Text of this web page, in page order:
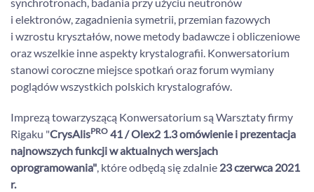
synchrotronach, badania przy użyciu neutronów
i elektronów, zagadnienia symetrii, przemian fazowych
i wzrostu kryształów, nowe metody badawcze i obliczeniowe
oraz wszelkie inne aspekty krystalografii. Konwersatorium
stanowi coroczne miejsce spotkań oraz forum wymiany
poglądów wszystkich polskich krystalografów.
Imprezą towarzyszącą Konwersatorium są Warsztaty firmy
Rigaku "CrysAlisPRO 41 / Olex2 1.3 omówienie i prezentacja
najnowszych funkcji w aktualnych wersjach
oprogramowania", które odbędą się zdalnie 23 czerwca 2021
r.